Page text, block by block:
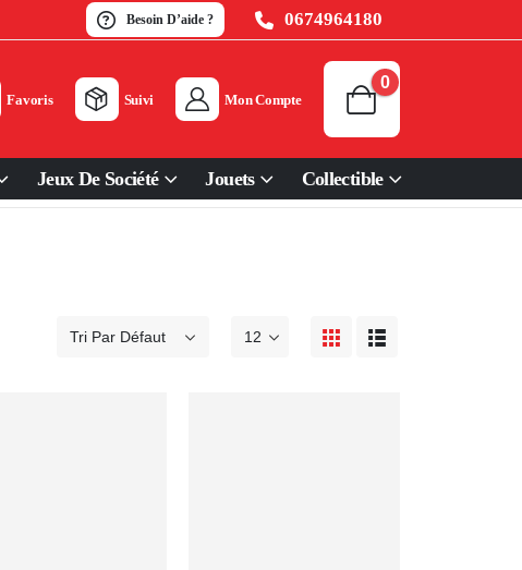
Besoin D’aide ? 0674964180
Favoris Suivi Mon Compte
0
Jeux De Société Jouets Collectible